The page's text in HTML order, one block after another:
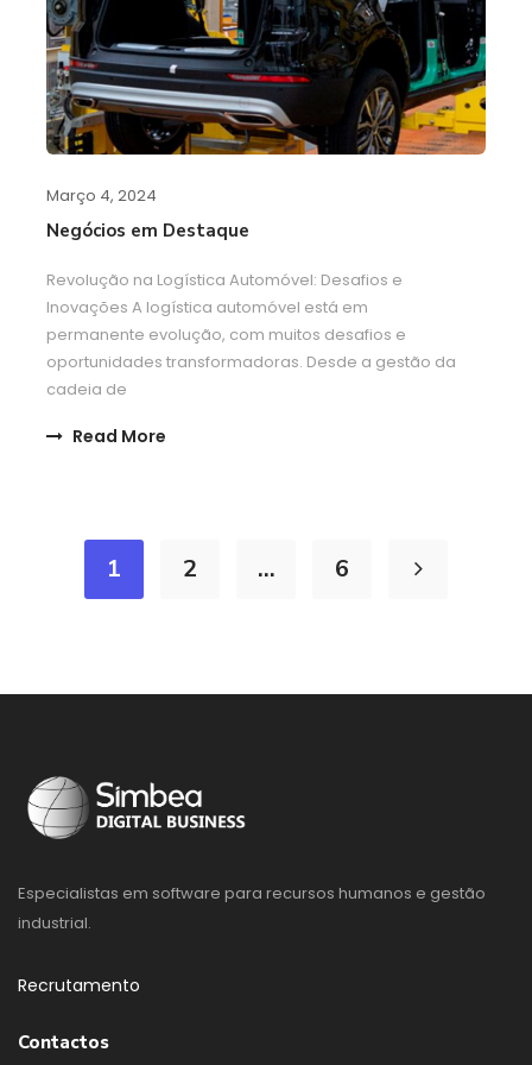
Março 4, 2024
Negócios em Destaque
Revolução na Logística Automóvel: Desafios e
Inovações A logística automóvel está em
permanente evolução, com muitos desafios e
oportunidades transformadoras. Desde a gestão da
cadeia de
Read More
1 2 … 6
Especialistas em software para recursos humanos e gestão
industrial.
Recrutamento
Contactos